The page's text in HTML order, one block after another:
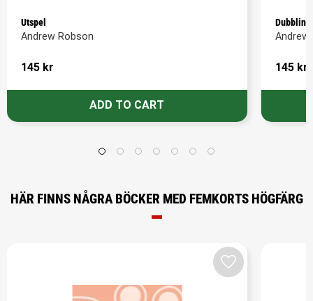
Utspel
Andrew Robson
145 kr
Andrew
145kr
HÄR FINNS NÅGRA BÖCKER MED FEMKORTS HÖGFÄRG
Add to favorites